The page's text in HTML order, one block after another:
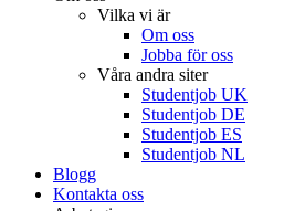
Vilka vi är
Om oss
Jobba för oss
Våra andra siter
Studentjob UK
Studentjob DE
Studentjob ES
Studentjob NL
Blogg
Kontakta oss